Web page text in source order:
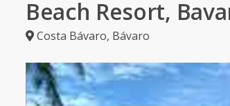
Beach Resort,
Costa Bávaro, Bávaro